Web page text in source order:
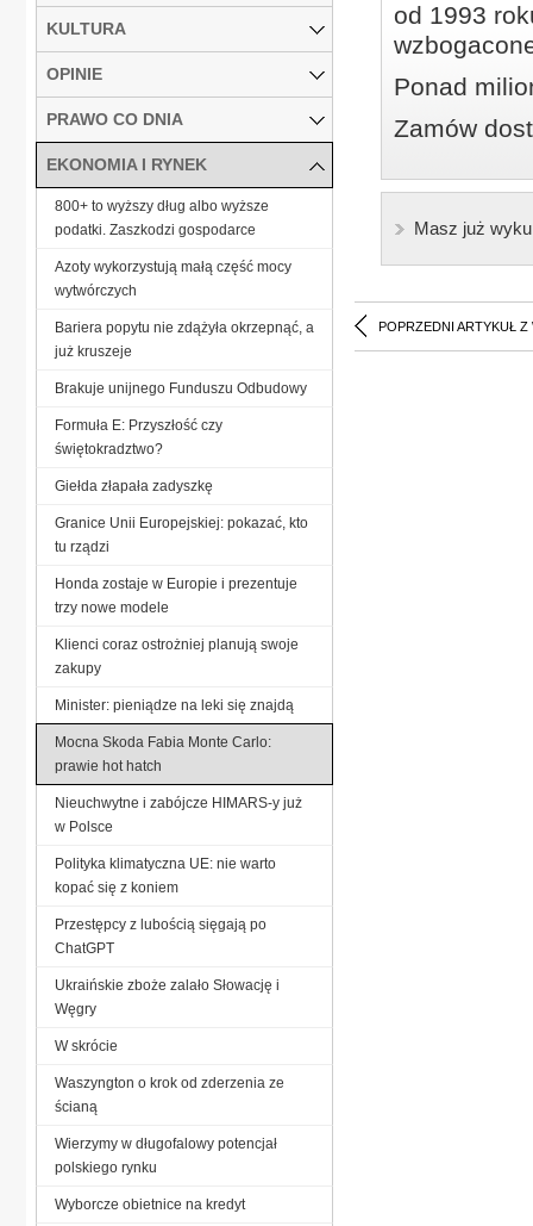
od 1993
Ponad
Zamów
Masz już
POPRZEDNI ARTYKUŁ Z
KULTURA
OPINIE
PRAWO CO DNIA
EKONOMIA I RYNEK
800+ to wyższy dług albo wyższe
podatki. Zaszkodzi gospodarce
Azoty wykorzystują małą część mocy
wytwórczych
Bariera popytu nie zdążyła okrzepnąć, a
już kruszeje
Brakuje unijnego Funduszu Odbudowy
Formuła E: Przyszłość czy
świętokradztwo?
Giełda złapała zadyszkę
Granice Unii Europejskiej: pokazać, kto
tu rządzi
Honda zostaje w Europie i prezentuje
trzy nowe modele
Klienci coraz ostrożniej planują swoje
zakupy
Minister: pieniądze na leki się znajdą
Mocna Skoda Fabia Monte Carlo:
prawie hot hatch
Nieuchwytne i zabójcze HIMARS-y już
w Polsce
Polityka klimatyczna UE: nie warto
kopać się z koniem
Przestępcy z lubością sięgają po
ChatGPT
Ukraińskie zboże zalało Słowację i
Węgry
W skrócie
Waszyngton o krok od zderzenia ze
ścianą
Wierzymy w długofalowy potencjał
polskiego rynku
Wyborcze obietnice na kredyt